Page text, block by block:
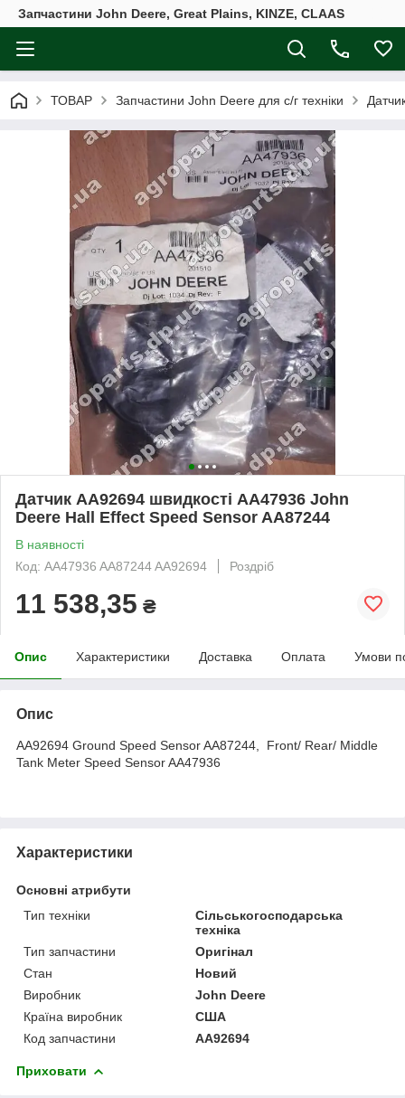
Запчастини John Deere, Great Plains, KINZE, CLAAS
ТОВАР Запчастини John Deere для с/г техніки
Датчик AA92694 швидкості AA47936 John
Deere Hall Effect Speed Sensor AA87244
В наявності
Код: AA47936 AA87244 AA92694
Роздріб
11 538,35 ₴
Опис Характеристики Доставка Оплата Умови
Опис
AA92694 Ground Speed Sensor AA87244, Front/ Rear/ Middle
Tank Meter Speed Sensor AA47936
Характеристики
Основні атрибути
Тип техніки
Сільськогосподарська
техніка
Тип запчастини
Оригінал
Стан
Новий
Виробник
John Deere
Країна виробник
США
Код запчастини
AA92694
Приховати